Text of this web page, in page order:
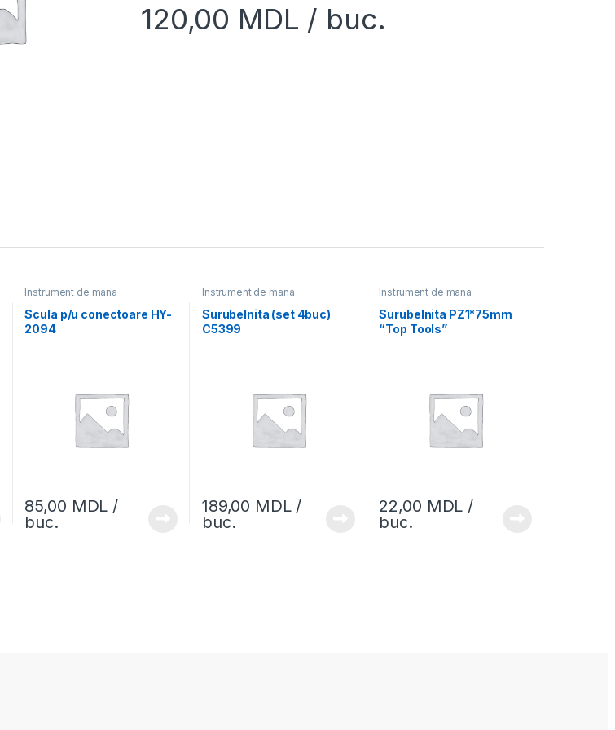
120,00 MDL / buc.
Instrument de mana
Scula p/u conectoare HY-
2094
85,00 MDL /
buc.
Instrument de mana
Surubelnita (set 4buc)
C5399
189,00 MDL/
buc.
Instrument de mana
Surubelnita PZ1*75mm
“Top Tools”
22,00 MDL /
buc.